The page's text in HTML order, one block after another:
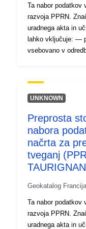
Ta nabor podatkov
razvoja PPRN.
uradnega akta in
lahko vključuje: —
vsebovano v
(PM1 za PPRN in PM3 za
ustreza ovojnici, v
UNKNOWN
Preprosta
nabora
načrta za
tveganj
Geokatalog Francija
Ta nabor podatkov
razvoja PPRN.
uradnega akta in